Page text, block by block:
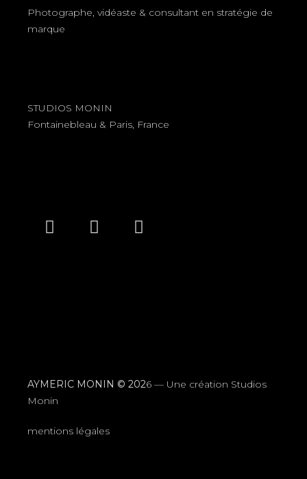
Photographe, vidéaste & consultant en stratégie de
marque
STUDIOS MONIN
Fontainebleau & Paris, France
AYMERIC MONIN © 2026 — Une création Studios
Monin
mentions légales